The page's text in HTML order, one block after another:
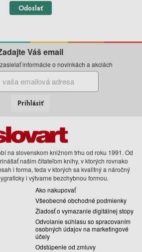
Odoslať
Váš email
informácie o novinkách a akciách
Prihlásiť
na slovenskom knižnom trhu od roku 1991. Od
našim čitateľom knihy, v ktorých rovnako
i forma, teda v ktorých sa kvalitný a náročný
i výtvarne bezchybnou formou.
Ako nakupovať
Všeobecné obchodné podmienky
Žiadosť o vymazanie digitálnej stopy
Odvolanie súhlasu so spracovaním
osobných údajov na marketingové
účely
Odstúpenie od zmluvy